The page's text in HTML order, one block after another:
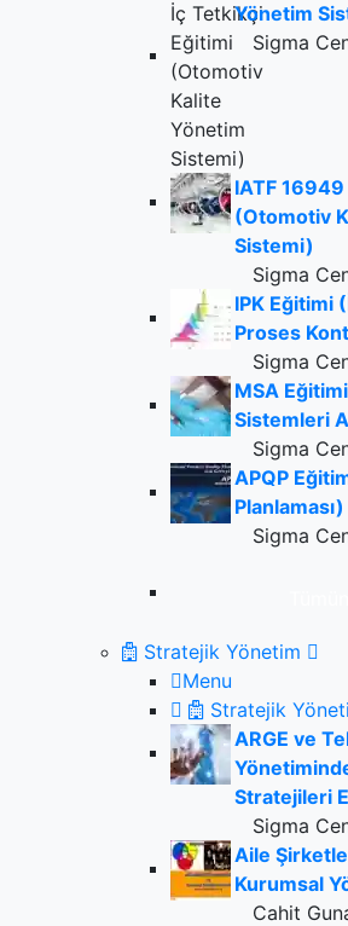
Yönetim
Sigma
IATF
(Otomotiv
Sistemi)
Sigma
IPK Eğitimi
Proses
Sigma
MSA
Sistemleri
Sigma
APQP
Planlaması)
Sigma
Stratejik Yönetim
Menu
Stratejik
ARGE ve
Stratejileri
Sigma
Aile
Kurumsal
Cahit